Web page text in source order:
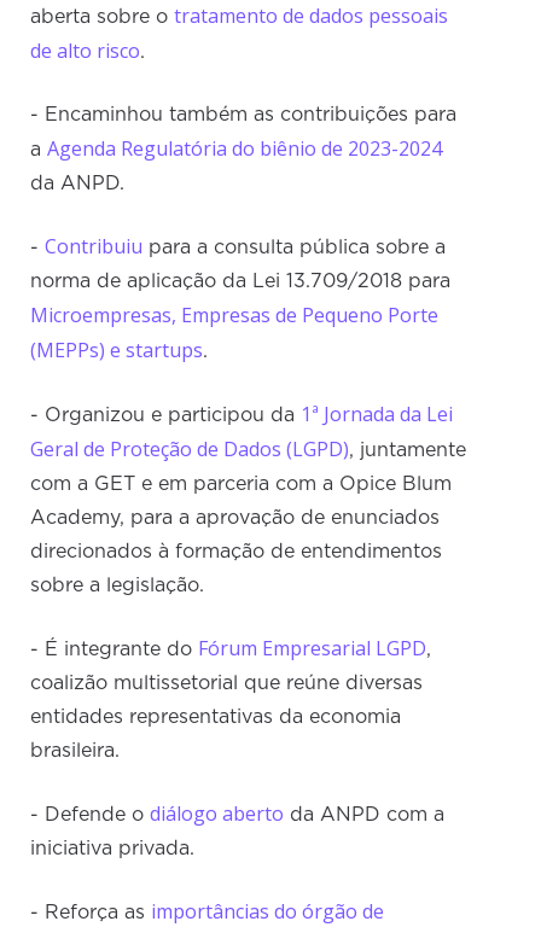
aberta sobre otratamento de dados pessoais
de alto risco.
- Encaminhou também as contribuições para
aAgenda Regulatória do biênio de 2023-2024
da ANPD.
-Contribuiu para a consulta pública sobre a
norma de aplicação da Lei 13.709/2018 para
Microempresas, Empresas de Pequeno Porte
(MEPPs) e startups.
- Organizou e participou da 1ª Jornada da Lei
Geral de Proteção de Dados (LGPD), juntamente
com a GET e em parceria com a Opice Blum
Academy, para a aprovação de enunciados
direcionados à formação de entendimentos
sobre a legislação.
- É integrante do Fórum Empresarial LGPD,
coalizão multissetorial que reúne diversas
entidades representativas da economia
brasileira.
- Defende odiálogo aberto da ANPD com a
iniciativa privada.
- Reforça as importâncias do órgão de